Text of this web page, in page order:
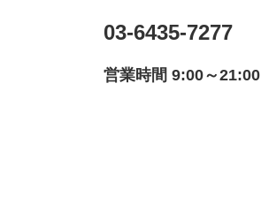
03-6435-7277
営業時間 9:00～21:00